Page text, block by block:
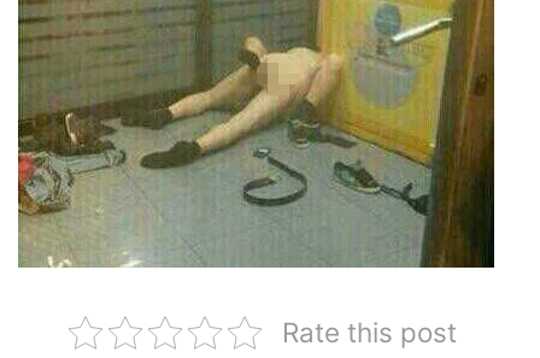
Rate this post